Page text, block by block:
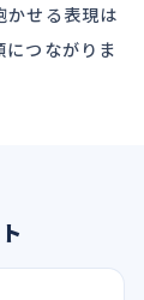
かせる表現は
つながりま